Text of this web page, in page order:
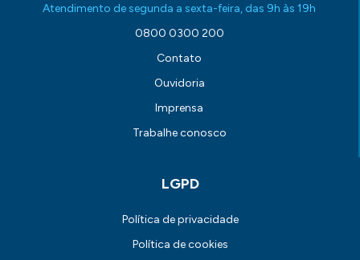
Atendimento de segunda a sexta-feira, das 9h às 19h
0800 0300 200
Contato
Ouvidoria
Imprensa
Trabalhe conosco
LGPD
Política de privacidade
Política de cookies